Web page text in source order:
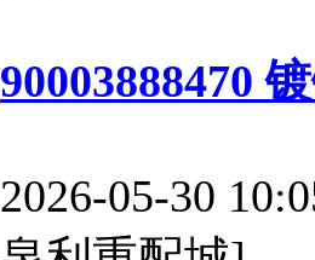
90003888470
2026-05-30